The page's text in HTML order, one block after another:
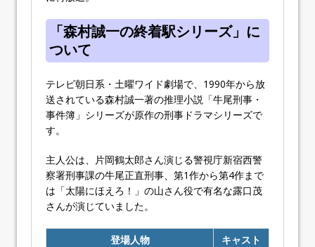
「森村誠一の終着駅シリーズ」に
ついて
テレビ朝日系・土曜ワイド劇場で、1990年から放
送されている森村誠一著の推理小説「牛尾刑事・
事件簿」シリーズが原作の刑事ドラマシリーズで
す。
主人公は、片岡鶴太郎さん演じる警視庁新宿西警
察署刑事課の牛尾正直刑事、第1作から第4作まで
は「太陽にほえろ！」の山さん役で有名な露口茂
さんが演じていました。
登場人物 キャスト